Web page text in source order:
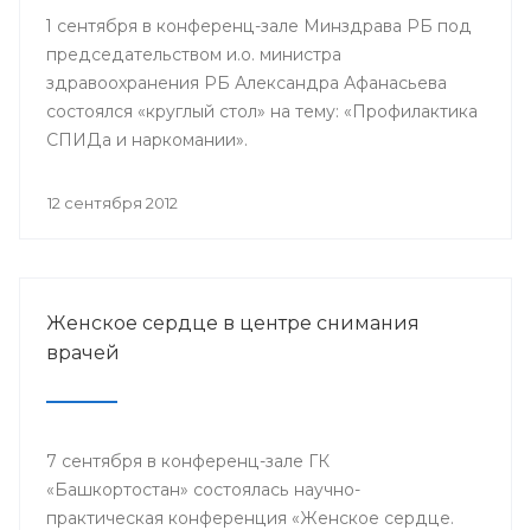
1 сентября в конференц-зале Минздрава РБ под
председательством и.о. министра
здравоохранения РБ Александра Афанасьева
состоялся «круглый стол» на тему: «Профилактика
СПИДа и наркомании».
12 сентября 2012
Женское сердце в центре снимания
врачей
7 сентября в конференц-зале ГК
«Башкортостан» состоялась научно-
практическая конференция «Женское сердце.